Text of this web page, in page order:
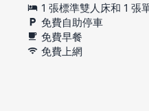
1 張標準雙人床和 1 張
免費自助停車
免費早餐
免費上網